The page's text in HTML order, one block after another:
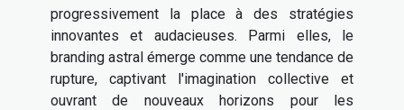
progressivement la place à des stratégies
innovantes et audacieuses. Parmi elles, le
branding astral émerge comme une tendance de
rupture, captivant l'imagination collective et
ouvrant de nouveaux horizons pour les